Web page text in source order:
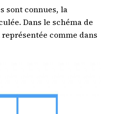
sont connues, la
Dans le schéma de
comme dans